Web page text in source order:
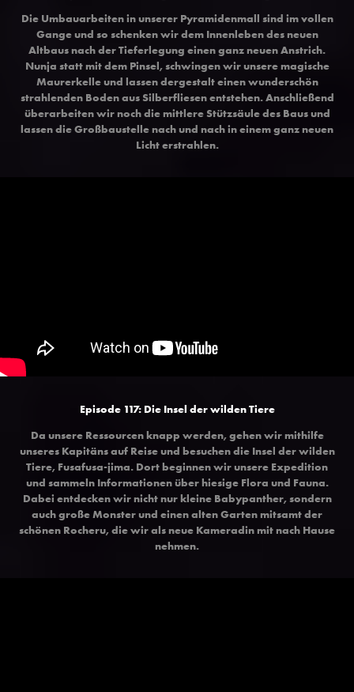
Die Umbauarbeiten in unserer Pyramidenmall sind im vollen
Gange und so schenken wir dem Innenleben des neuen
Altbaus nach der Tieferlegung einen ganz neuen Anstrich.
Nunja statt mit dem Pinsel, schwingen wir unsere magische
Maurerkelle und lassen dergestalt einen wunderschön
strahlenden Boden aus Silberfliesen entstehen. Anschließend
überarbeiten wir noch die mittlere Stützsäule des Baus und
lassen die Großbaustelle nach und nach in einem ganz neuen
Licht erstrahlen.
Episode 117: Die Insel der wilden Tiere
Da unsere Ressourcen knapp werden, gehen wir mithilfe
unseres Kapitäns auf Reise und besuchen die Insel der wilden
Tiere, Fusafusa-jima. Dort beginnen wir unsere Expedition
und sammeln Informationen über hiesige Flora und Fauna.
Dabei entdecken wir nicht nur kleine Babypanther, sondern
auch große Monster und einen alten Garten mitsamt der
schönen Rocheru, die wir als neue Kameradin mit nach Hause
nehmen.